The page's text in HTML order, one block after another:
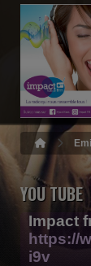
YOU TUBE
Impact
https://
i9v